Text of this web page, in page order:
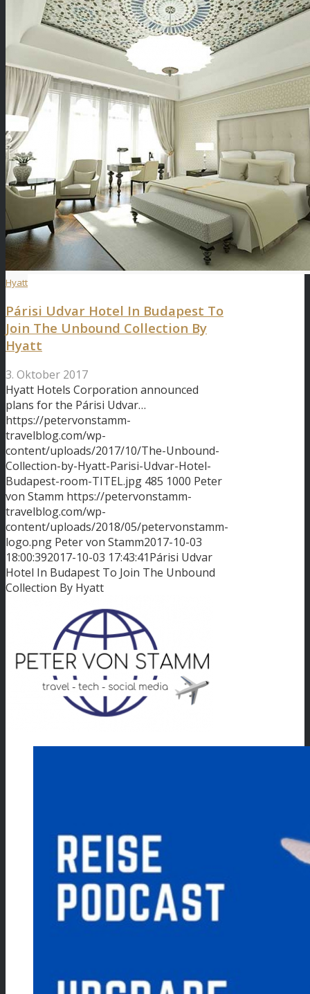
Hyatt
Párisi Udvar Hotel In Budapest To
Join The Unbound Collection By
Hyatt
3. Oktober 2017
Hyatt Hotels Corporation announced
plans for the Párisi Udvar…
https://petervonstamm-
travelblog.com/wp-
content/uploads/2017/10/The-Unbound-
Collection-by-Hyatt-Parisi-Udvar-Hotel-
Budapest-room-TITEL.jpg 485 1000 Peter
von Stamm https://petervonstamm-
travelblog.com/wp-
content/uploads/2018/05/petervonstamm-
logo.png Peter von Stamm2017-10-03
18:00:392017-10-03 17:43:41Párisi Udvar
Hotel In Budapest To Join The Unbound
Collection By Hyatt